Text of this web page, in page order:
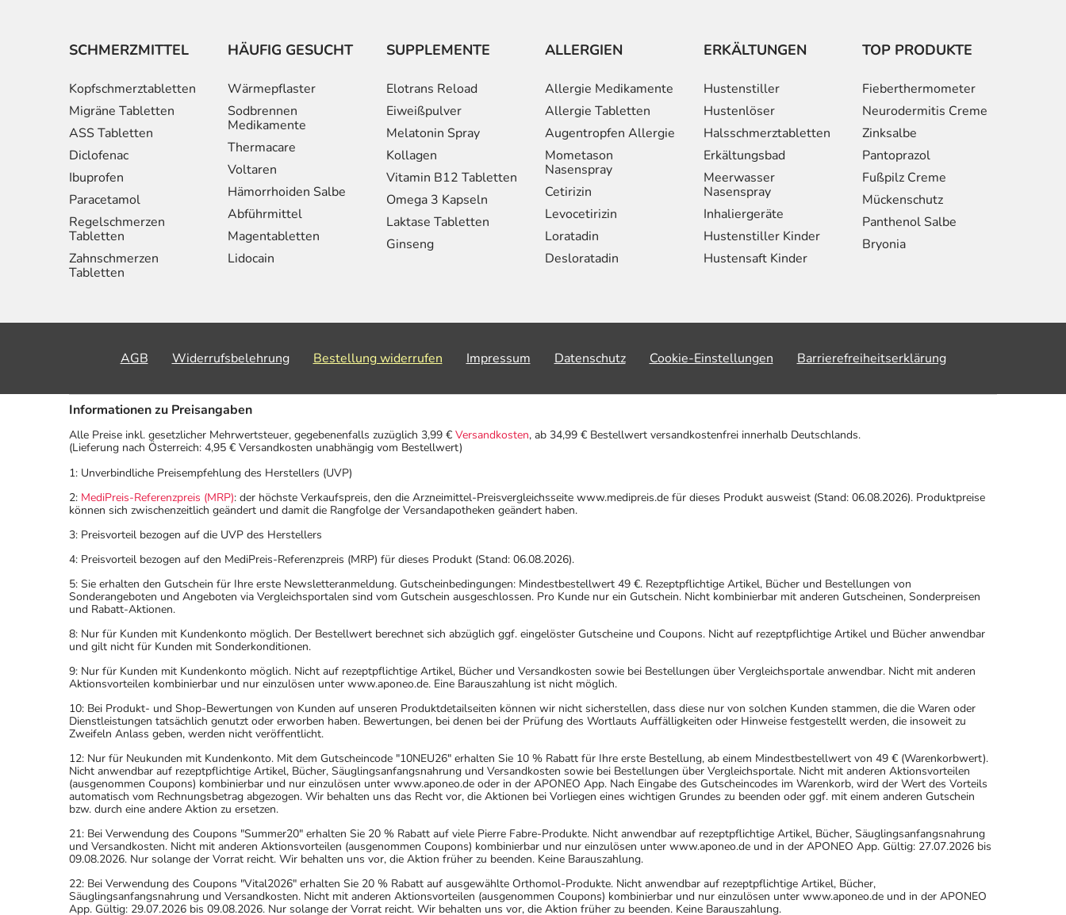
SCHMERZMITTEL
Kopfschmerztabletten
Migräne Tabletten
ASS Tabletten
Diclofenac
Ibuprofen
Paracetamol
Regelschmerzen
Tabletten
Zahnschmerzen
Tabletten
HÄUFIG GESUCHT
Wärmepflaster
Sodbrennen
Medikamente
Thermacare
Voltaren
Hämorrhoiden Salbe
Abführmittel
Magentabletten
Lidocain
SUPPLEMENTE
Elotrans Reload
Eiweißpulver
Melatonin Spray
Kollagen
Vitamin B12 Tabletten
Omega 3 Kapseln
Laktase Tabletten
Ginseng
ALLERGIEN
Allergie Medikamente
Allergie Tabletten
Augentropfen Allergie
Mometason
Nasenspray
Cetirizin
Levocetirizin
Loratadin
Desloratadin
ERKÄLTUNGEN
Hustenstiller
Hustenlöser
Halsschmerztabletten
Erkältungsbad
Meerwasser
Nasenspray
Inhaliergeräte
Hustenstiller Kinder
Hustensaft Kinder
TOP PRODUKTE
Fieberthermometer
Neurodermitis Creme
Zinksalbe
Pantoprazol
Fußpilz Creme
Mückenschutz
Panthenol Salbe
Bryonia
AGB Widerrufsbelehrung Bestellung widerrufen Impressum Datenschutz Cookie-Einstellungen Barrierefreiheitserklärung
Informationen zu Preisangaben
Alle Preise inkl. gesetzlicher Mehrwertsteuer, gegebenenfalls zuzüglich 3,99 € Versandkosten, ab 34,99 € Bestellwert versandkostenfrei innerhalb Deutschlands.
(Lieferung nach Österreich: 4,95 € Versandkosten unabhängig vom Bestellwert)
1: Unverbindliche Preisempfehlung des Herstellers (UVP)
2: MediPreis-Referenzpreis (MRP): der höchste Verkaufspreis, den die Arzneimittel-Preisvergleichsseite www.medipreis.de für dieses Produkt ausweist (Stand: 06.08.2026). Produktpreise
können sich zwischenzeitlich geändert und damit die Rangfolge der Versandapotheken geändert haben.
3: Preisvorteil bezogen auf die UVP des Herstellers
4: Preisvorteil bezogen auf den MediPreis-Referenzpreis (MRP) für dieses Produkt (Stand: 06.08.2026).
5: Sie erhalten den Gutschein für Ihre erste Newsletteranmeldung. Gutscheinbedingungen: Mindestbestellwert 49 €. Rezeptpflichtige Artikel, Bücher und Bestellungen von
Sonderangeboten und Angeboten via Vergleichsportalen sind vom Gutschein ausgeschlossen. Pro Kunde nur ein Gutschein. Nicht kombinierbar mit anderen Gutscheinen, Sonderpreisen
und Rabatt-Aktionen.
8: Nur für Kunden mit Kundenkonto möglich. Der Bestellwert berechnet sich abzüglich ggf. eingelöster Gutscheine und Coupons. Nicht auf rezeptpflichtige Artikel und Bücher anwendbar
und gilt nicht für Kunden mit Sonderkonditionen.
9: Nur für Kunden mit Kundenkonto möglich. Nicht auf rezeptpflichtige Artikel, Bücher und Versandkosten sowie bei Bestellungen über Vergleichsportale anwendbar. Nicht mit anderen
Aktionsvorteilen kombinierbar und nur einzulösen unter www.aponeo.de. Eine Barauszahlung ist nicht möglich.
10: Bei Produkt- und Shop-Bewertungen von Kunden auf unseren Produktdetailseiten können wir nicht sicherstellen, dass diese nur von solchen Kunden stammen, die die Waren oder
Dienstleistungen tatsächlich genutzt oder erworben haben. Bewertungen, bei denen bei der Prüfung des Wortlauts Auffälligkeiten oder Hinweise festgestellt werden, die insoweit zu
Zweifeln Anlass geben, werden nicht veröffentlicht.
12: Nur für Neukunden mit Kundenkonto. Mit dem Gutscheincode "10NEU26" erhalten Sie 10 % Rabatt für Ihre erste Bestellung, ab einem Mindestbestellwert von 49 € (Warenkorbwert).
Nicht anwendbar auf rezeptpflichtige Artikel, Bücher, Säuglingsanfangsnahrung und Versandkosten sowie bei Bestellungen über Vergleichsportale. Nicht mit anderen Aktionsvorteilen
(ausgenommen Coupons) kombinierbar und nur einzulösen unter www.aponeo.de oder in der APONEO App. Nach Eingabe des Gutscheincodes im Warenkorb, wird der Wert des Vorteils
automatisch vom Rechnungsbetrag abgezogen. Wir behalten uns das Recht vor, die Aktionen bei Vorliegen eines wichtigen Grundes zu beenden oder ggf. mit einem anderen Gutschein
bzw. durch eine andere Aktion zu ersetzen.
21: Bei Verwendung des Coupons "Summer20" erhalten Sie 20 % Rabatt auf viele Pierre Fabre-Produkte. Nicht anwendbar auf rezeptpflichtige Artikel, Bücher, Säuglingsanfangsnahrung
und Versandkosten. Nicht mit anderen Aktionsvorteilen (ausgenommen Coupons) kombinierbar und nur einzulösen unter www.aponeo.de und in der APONEO App. Gültig: 27.07.2026 bis
09.08.2026. Nur solange der Vorrat reicht. Wir behalten uns vor, die Aktion früher zu beenden. Keine Barauszahlung.
22: Bei Verwendung des Coupons "Vital2026" erhalten Sie 20 % Rabatt auf ausgewählte Orthomol-Produkte. Nicht anwendbar auf rezeptpflichtige Artikel, Bücher,
Säuglingsanfangsnahrung und Versandkosten. Nicht mit anderen Aktionsvorteilen (ausgenommen Coupons) kombinierbar und nur einzulösen unter www.aponeo.de und in der APONEO
App. Gültig: 29.07.2026 bis 09.08.2026. Nur solange der Vorrat reicht. Wir behalten uns vor, die Aktion früher zu beenden. Keine Barauszahlung.